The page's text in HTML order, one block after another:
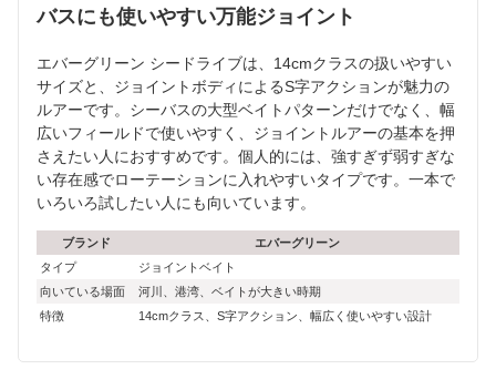
バスにも使いやすい万能ジョイント
エバーグリーン シードライブは、14cmクラスの扱いやすい
サイズと、ジョイントボディによるS字アクションが魅力の
ルアーです。シーバスの大型ベイトパターンだけでなく、幅
広いフィールドで使いやすく、ジョイントルアーの基本を押
さえたい人におすすめです。個人的には、強すぎず弱すぎな
い存在感でローテーションに入れやすいタイプです。一本で
いろいろ試したい人にも向いています。
ブランド
エバーグリーン
タイプ
ジョイントベイト
向いている場面
河川、港湾、ベイトが大きい時期
特徴
14cmクラス、S字アクション、幅広く使いやすい設計